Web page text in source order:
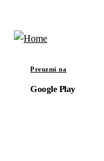
Preuzmi na
Google Play